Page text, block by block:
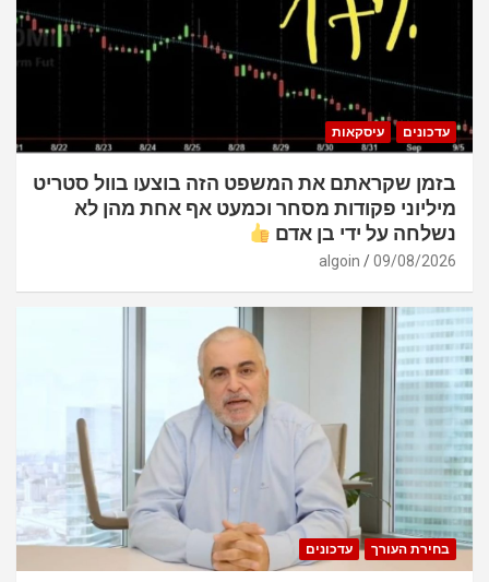
עדכונים עיסקאות
בזמן שקראתם את המשפט הזה בוצעו בוול סטריט
מיליוני פקודות מסחר וכמעט אף אחת מהן לא
נשלחה על ידי בן אדם
09/08/2026
algoin
בחירת העורך עדכונים